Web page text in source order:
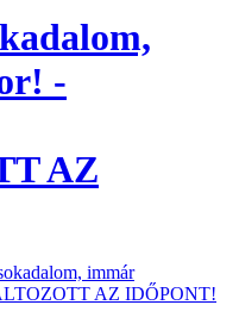
-
AZ
immár
AZ IDŐPONT!